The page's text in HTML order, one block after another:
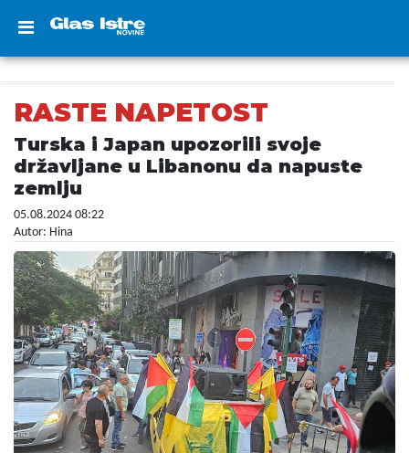
RASTE NAPETOST
Turska i Japan upozorili svoje
državljane u Libanonu da napuste
zemlju
05.08.2024 08:22
Autor: Hina